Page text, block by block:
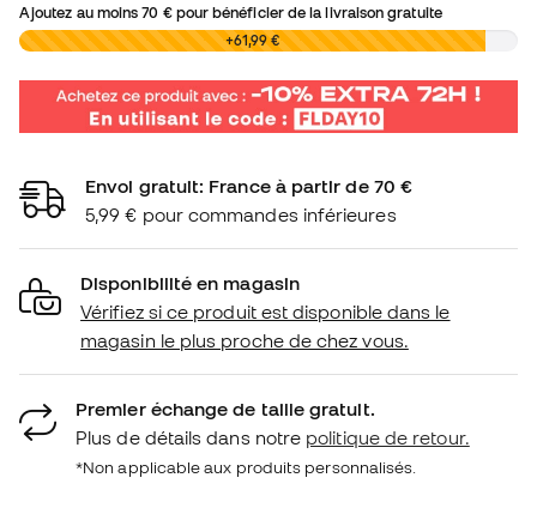
Ajoutez au moins70 €pour bénéficier de la livraison gratuite
0,00 € +61,99 €
Envoi gratuit: France à partir de 70 €
5,99 € pour commandes inférieures
Disponibilité en magasin
Vérifiez si ce produit est disponible dans le
magasin le plus proche de chez vous.
Premier échange de taille gratuit.
Plus de détails dans notre politique de retour.
*Non applicable aux produits personnalisés.